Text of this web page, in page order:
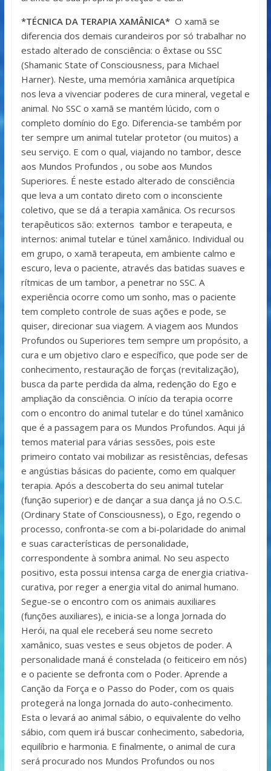
*TÉCNICA DA TERAPIA XAMÂNICA*O xamã se
diferencia dos demais curandeiros por só trabalhar no
estado alterado de consciência: o êxtase ou SSC
(Shamanic State of Consciousness, para Michael
Harner). Neste, uma memória xamânica arquetípica
nos leva a vivenciar poderes de cura mineral, vegetal e
animal. No SSC o xamã se mantém lúcido, com o
completo domínio do Ego. Diferencia-se também por
ter sempre um animal tutelar protetor (ou muitos) a
seu serviço. E com o qual, viajando no tambor, desce
aos Mundos Profundos , ou sobe aos Mundos
Superiores. É neste estado alterado de consciência
que leva a um contato direto com o inconsciente
coletivo, que se dá a terapia xamânica. Os recursos
terapêuticos são: externos tambor e terapeuta, e
internos: animal tutelar e túnel xamânico. Individual ou
em grupo, o xamã terapeuta, em ambiente calmo e
escuro, leva o paciente, através das batidas suaves e
rítmicas de um tambor, a penetrar no SSC. A
experiência ocorre como um sonho, mas o paciente
tem completo controle de suas ações e pode, se
quiser, direcionar sua viagem. A viagem aos Mundos
Profundos ou Superiores tem sempre um propósito, a
cura e um objetivo claro e específico, que pode ser de
conhecimento, restauração de forças (revitalização),
busca da parte perdida da alma, redenção do Ego e
ampliação da consciência. O início da terapia ocorre
com o encontro do animal tutelar e do túnel xamânico
que é a passagem para os Mundos Profundos. Aqui já
temos material para várias sessões, pois este
primeiro contato vai mobilizar as resistências, defesas
e angústias básicas do paciente, como em qualquer
terapia. Após a descoberta do seu animal tutelar
(função superior) e de dançar a sua dança já no O.S.C.
(Ordinary State of Consciousness), o Ego, regendo o
processo, confronta-se com a bi-polaridade do animal
e suas características de personalidade,
correspondente à sombra animal. No seu aspecto
positivo, esta possui intensa carga de energia criativa-
curativa, por reger a energia vital do animal humano.
Segue-se o encontro com os animais auxiliares
(funções auxiliares), e inicia-se a longa Jornada do
Herói, na qual ele receberá seu nome secreto
xamânico, suas vestes e seus objetos de poder. A
personalidade maná é constelada (o feiticeiro em nós)
e o paciente se defronta com o Poder. Aprende a
Canção da Força e o Passo do Poder, com os quais
protegerá na longa Jornada do auto-conhecimento.
Esta o levará ao animal sábio, o equivalente do velho
sábio, com quem irá buscar conhecimento, sabedoria,
equilíbrio e harmonia. E finalmente, o animal de cura
será procurado nos Mundos Profundos ou nos